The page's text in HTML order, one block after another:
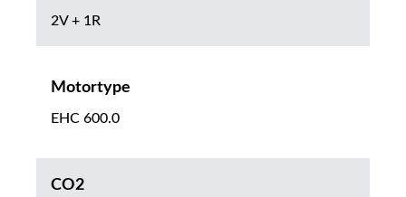
2V + 1R
Motortype
EHC 600.0
CO2